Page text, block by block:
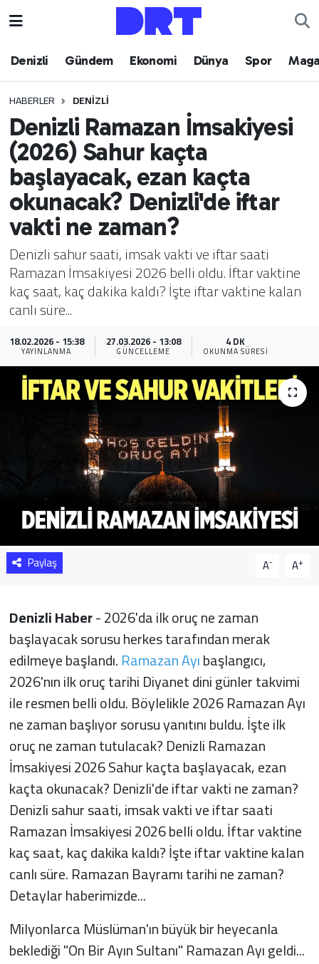
Denizli Gündem Ekonomi Dünya Spor
HABERLER DENIZLI
Denizli Ramazan İmsakiyesi
(2026) Sahur kaçta
başlayacak, ezan kaçta
okunacak? Denizli'de iftar
vakti ne zaman?
Denizli sahur saati, imsak vakti ve iftar saati
Ramazan İmsakiyesi 2026 belli oldu. İftar vaktine
kaç saat, kaç dakika kaldı? İşte iftar vaktine kalan
canlı süre...
18.02.2026 - 15:38
YAYINLANMA
27.03.2026 - 13:08
GÜNCELLEME
4 DK
OKUNMA SÜRESI
Paylaş A- A+
Denizli Haber- 2026'da ilk oruç ne zaman
başlayacak sorusu herkes tarafından merak
edilmeye başlandı.Ramazan Ayıbaşlangıcı,
2026'nın ilk oruç tarihi Diyanet dini günler takvimi
ile resmen belli oldu. Böylelikle 2026 Ramazan Ayı
ne zaman başlıyor sorusu yanıtını buldu. İşte ilk
oruç ne zaman tutulacak? Denizli Ramazan
İmsakiyesi 2026 Sahur kaçta başlayacak, ezan
kaçta okunacak? Denizli'de iftar vakti ne zaman?
Denizli sahur saati, imsak vakti ve iftar saati
Ramazan İmsakiyesi 2026 belli oldu. İftar vaktine
kaç saat, kaç dakika kaldı? İşte iftar vaktine kalan
canlı süre. Ramazan Bayramı tarihi ne zaman?
Detaylar haberimizde...
Milyonlarca Müslüman'ın büyük bir heyecanla
beklediği "On Bir Ayın Sultanı" Ramazan Ayı geldi...
Denizli
Ekonomi
Dünya
Spor
Magazin
Teknoloji
Yaşam
Sağlık
Yazarlar
Resmi İlan
Resmi Reklam
Hava Durumu
Trafik Durumu
Puan Durumu ve Fikstür
Tüm Manşetler
Son Dakika Haberleri
Haber Arşivi